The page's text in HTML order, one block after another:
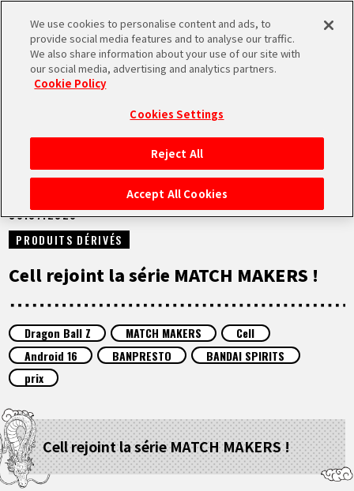
MEN
ACCUEIL
NEWS
À NE PAS MANQUER
VIDÉOS
ARTICLES
LANGUAGE
NEWS
06.07.2026
PRODUITS DÉRIVÉS
Cell rejoint la série MATCH MAKERS !
Dragon Ball Z MATCH MAKERS
Cell
Android 16
BANPRESTO
BANDAI SPIRITS
prix
Cell rejoint la série MATCH MAKERS !
We use cookies to personalise content and ads, to
provide social media features and to analyse our traffic.
We also share information about your use of our site with
our social media, advertising and analytics partners.
Cookie Policy
Cookies Settings
Reject All
Accept All Cookies